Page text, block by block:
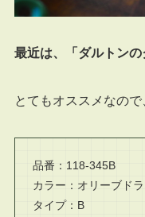
最近は、「ダルトンの
とてもオススメなので
品番：118-345B
カラー：オリーブドラ
タイプ：B